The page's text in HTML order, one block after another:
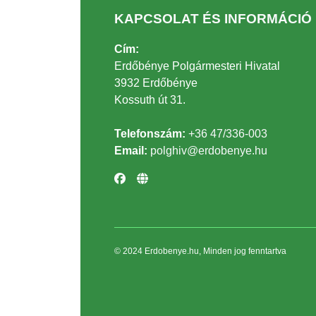
KAPCSOLAT ÉS INFORMÁCIÓ
Cím:
Erdőbénye Polgármesteri Hivatal
3932 Erdőbénye
Kossuth út 31.
Telefonszám: +36 47/336-003
Email: polghiv@erdobenye.hu
© 2024 Erdobenye.hu, Minden jog fenntartva